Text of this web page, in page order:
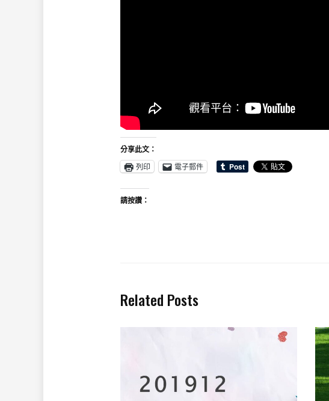
分享此文：
列印
電子郵件
請按讚：
Related Posts